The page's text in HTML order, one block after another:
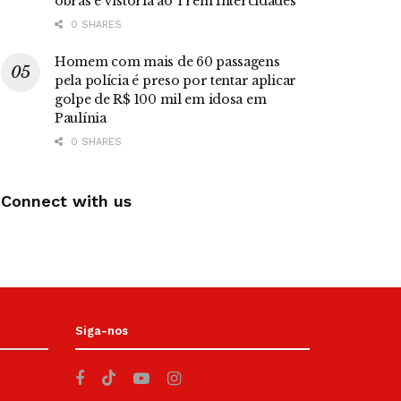
0 SHARES
Homem com mais de 60 passagens
pela polícia é preso por tentar aplicar
golpe de R$ 100 mil em idosa em
Paulínia
0 SHARES
Connect with us
Siga-nos